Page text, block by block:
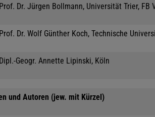
Prof. Dr. Jürgen Bollmann, Universität Trier, FB
Prof. Dr. Wolf Günther Koch, Technische
Dipl.-Geogr. Annette Lipinski, Köln
und Autoren (jew. mit Kürzel)